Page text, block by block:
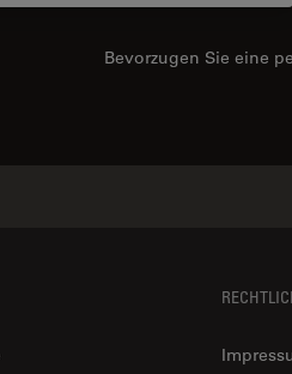
Bevorzugen Sie eine